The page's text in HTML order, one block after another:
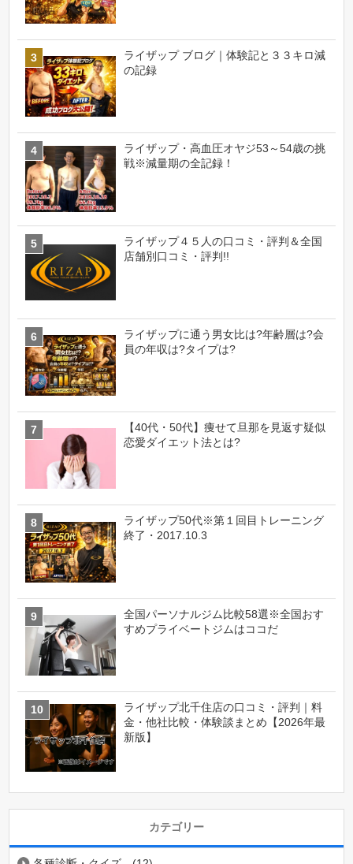
ライザップ ブログ｜体験記と３３キロ減
の記録
ライザップ・高血圧オヤジ53～54歳の挑
戦※減量期の全記録！
ライザップ４５人の口コミ・評判＆全国
店舗別口コミ・評判!!
ライザップに通う男女比は?年齢層は?会
員の年収は?タイプは?
【40代・50代】痩せて旦那を見返す疑似
恋愛ダイエット法とは?
ライザップ50代※第１回目トレーニング
終了・2017.10.3
全国パーソナルジム比較58選※全国おす
すめプライベートジムはココだ
ライザップ北千住店の口コミ・評判｜料
金・他社比較・体験談まとめ【2026年最
新版】
カテゴリー